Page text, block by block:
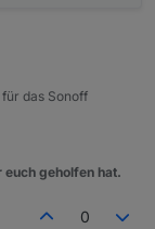
das Sonoff
euch geholfen hat.
0